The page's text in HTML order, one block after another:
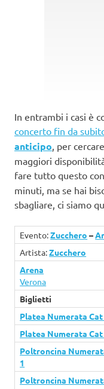
In entrambi i casi è
concerto fin da
anticipo, per
maggiori
fare tutto questo con
minuti, ma se hai
sbagliare, ci siamo
Evento:Zucchero –
Artista:Zucchero
Arena
Verona
Biglietti
Platea Numerata Cat
Platea Numerata Cat
Poltroncina
1
Poltroncina